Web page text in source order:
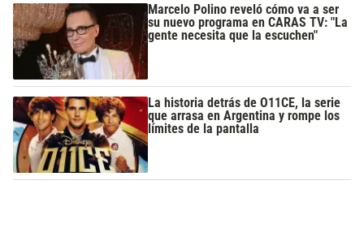
Marcelo Polino reveló cómo va a ser
su nuevo programa en CARAS TV: "La
gente necesita que la escuchen"
La historia detrás de O11CE, la serie
que arrasa en Argentina y rompe los
límites de la pantalla